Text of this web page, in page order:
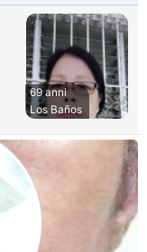
69 anni
Los Baños